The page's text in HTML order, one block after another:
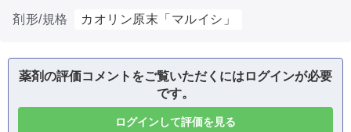
剤形/規格
カオリン原末「マルイシ」
薬剤の評価コメントをご覧いただくにはログインが必要
です。
ログインして評価を見る